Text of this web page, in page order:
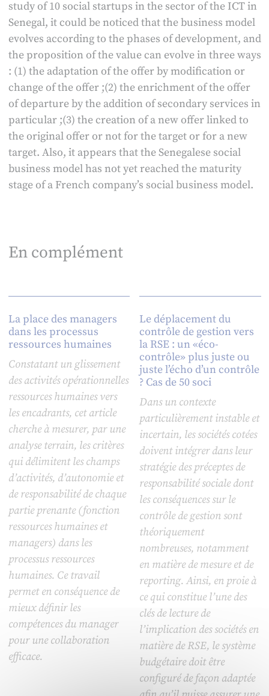
study of 10 social startups in the sector of the ICT in
Senegal, it could be noticed that the business model
evolves according to the phases of development, and
the proposition of the value can evolve in three ways
: (1) the adaptation of the offer by modification or
change of the offer ;(2) the enrichment of the offer
of departure by the addition of secondary services in
particular ;(3) the creation of a new offer linked to
the original offer or not for the target or for a new
target. Also, it appears that the Senegalese social
business model has not yet reached the maturity
stage of a French company’s social business model.
En complément
La place des managers
dans les processus
ressources humaines
Constatant un glissement
des activités opérationnelles
ressources humaines vers
les encadrants, cet article
cherche à mesurer, par une
analyse terrain, les critères
qui délimitent les champs
d’activités, d’autonomie et
de responsabilité de chaque
partie prenante (fonction
ressources humaines et
managers) dans les
processus ressources
humaines. Ce travail
permet en conséquence de
mieux définir les
compétences du manager
pour une collaboration
efficace.
Le déplacement du
contrôle de gestion vers
la RSE : un «éco-
contrôle» plus juste ou
juste l’écho d’un contrôle
? Cas de 50 soci
Dans un contexte
particulièrement instable et
incertain, les sociétés cotées
doivent intégrer dans leur
stratégie des préceptes de
responsabilité sociale dont
les conséquences sur le
contrôle de gestion sont
théoriquement
nombreuses, notamment
en matière de mesure et de
reporting. Ainsi, en proie à
ce qui constitue l’une des
clés de lecture de
l’implication des sociétés en
matière de RSE, le système
budgétaire doit être
configuré de façon adaptée